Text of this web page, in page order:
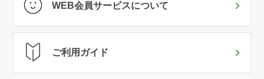
WEB会員サービスについて
ご利用ガイド